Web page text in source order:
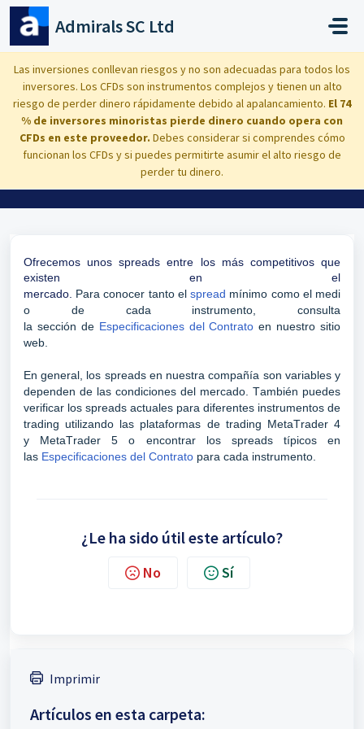
Saltar al contenido principal
Admirals SC Ltd
Las inversiones conllevan riesgos y no son adecuadas para todos los
inversores. Los CFDs son instrumentos complejos y tienen un alto
riesgo de perder dinero rápidamente debido al apalancamiento. El 74
% de inversores minoristas pierde dinero cuando opera con
CFDs en este proveedor. Debes considerar si comprendes cómo
funcionan los CFDs y si puedes permitirte asumir el alto riesgo de
perder tu dinero.
Inicio ... ¿Qué spread ofrecen?
¿Qué spread ofrecen?
Modificado el Mar, 16 Sep, 2025 a 5:52 P. M.
Ofrecemos unos spreads entre los más competitivos que
existen en el
mercado. Paraconocer tanto el spread mínimo como elmedi
o de cada instrumento , consulta
la sección de Especificaciones del Contratoen nuestro sitio
web.
En general, los spreads en nuestra compañía son variables y
dependen de las condiciones del mercado. También puedes
verificar los spreads actuales para diferentes instrumentos de
trading utilizando las plataformas de trading MetaTrader4
y MetaTrader 5 o encontrar los spreads típicos en
las Especificaciones del Contrato para cada instrumento.
¿Le ha sido útil este artículo?
No Sí
Imprimir
Artículos en esta carpeta: